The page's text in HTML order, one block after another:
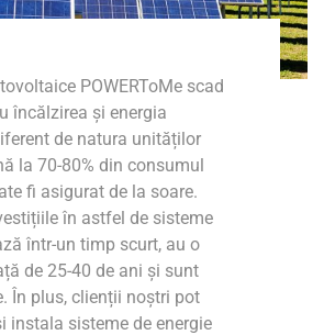
POWERToMe scad
încălzirea și energia
de natura unităților
la 70-80% din consumul
fi asigurat de la soare.
în astfel de sisteme
într-un timp scurt, au o
de 25-40 de ani și sunt
În plus, clienții noștri pot
instala sisteme de energie